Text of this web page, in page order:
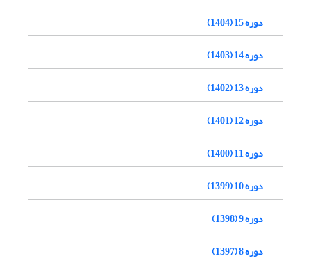
دوره 15 (1404)
دوره 14 (1403)
دوره 13 (1402)
دوره 12 (1401)
دوره 11 (1400)
دوره 10 (1399)
دوره 9 (1398)
دوره 8 (1397)